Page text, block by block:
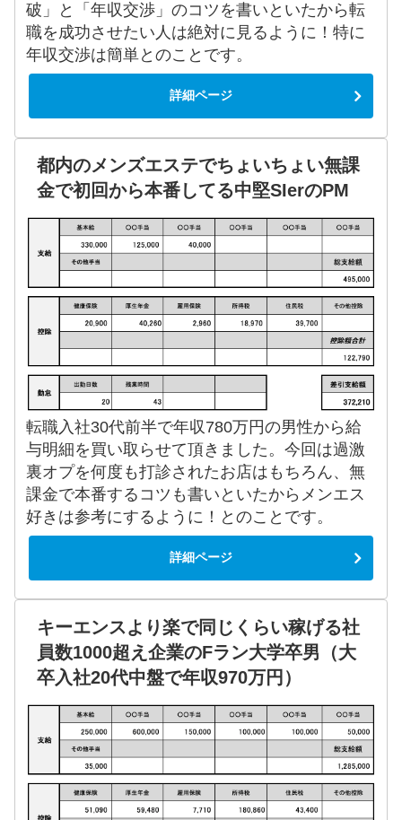
破」と「年収交渉」のコツを書いといたから転
職を成功させたい人は絶対に見るように！特に
年収交渉は簡単とのことです。
詳細ページ
都内のメンズエステでちょいちょい無課
金で初回から本番してる中堅SIerのPM
転職入社30代前半で年収780万円の男性から給
与明細を買い取らせて頂きました。今回は過激
裏オプを何度も打診されたお店はもちろん、無
課金で本番するコツも書いといたからメンエス
好きは参考にするように！とのことです。
詳細ページ
キーエンスより楽で同じくらい稼げる社
員数1000超え企業のFラン大学卒男（大
卒入社20代中盤で年収970万円）